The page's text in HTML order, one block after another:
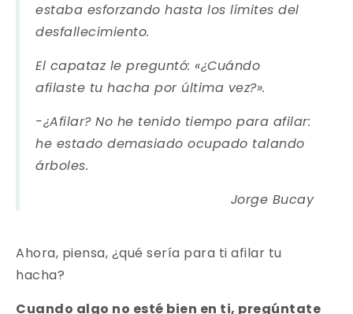
estaba esforzando hasta los límites del
desfallecimiento.
El capataz le preguntó: «¿Cuándo
afilaste tu hacha por última vez?».
-¿Afilar? No he tenido tiempo para afilar:
he estado demasiado ocupado talando
árboles.
Jorge Bucay
Ahora, piensa, ¿qué sería para ti afilar tu
hacha?
Cuando algo no esté bien en ti, pregúntate